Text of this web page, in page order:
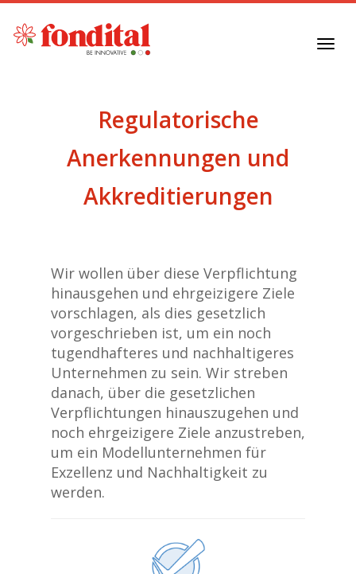
Regulatorische
Anerkennungen und
Akkreditierungen
Wir wollen über diese Verpflichtung
hinausgehen und ehrgeizigere Ziele
vorschlagen, als dies gesetzlich
vorgeschrieben ist, um ein noch
tugendhafteres und nachhaltigeres
Unternehmen zu sein. Wir streben
danach, über die gesetzlichen
Verpflichtungen hinauszugehen und
noch ehrgeizigere Ziele anzustreben,
um ein Modellunternehmen für
Exzellenz und Nachhaltigkeit zu
werden.